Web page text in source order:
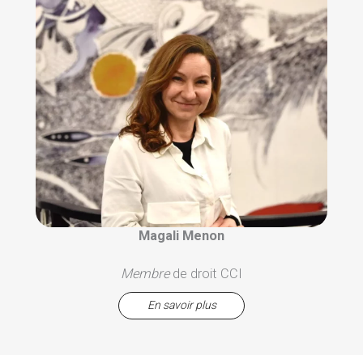
Magali Menon
Membrede droit CCI
En savoir plus